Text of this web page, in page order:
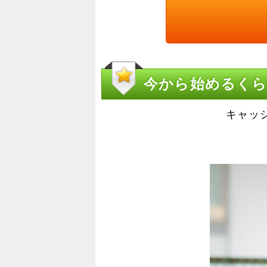
今から始めるく
キャッ